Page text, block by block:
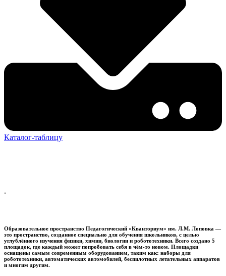
Каталог-таблицу
.
Образовательное пространство Педагогический «Кванториум» им. Л.М. Лоповка —
это пространство, созданное специально для обучения школьников, с целью
углублённого изучения физики, химии, биологии и робототехники. Всего создано 5
площадок, где каждый может попробовать себя в чём-то новом. Площадки
оснащены самым современным оборудованием, таким как: наборы для
робототехники, автоматических автомобилей, беспилотных летательных аппаратов
и многим другим.